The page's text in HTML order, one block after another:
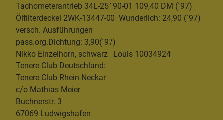
Tachometerantrieb 34L-25190-01 109,40 DM (´97)
Ölfilterdeckel 2WK-13447-00 Wunderlich: 24,90 (´97)
versch. Ausführungen
pass.org.Dichtung: 3,90(´97)
Nikko Einzelhorn, schwarz Louis 10034924
Tenere-Club Deutschland:
Tenere-Club Rhein-Neckar
c/o Mathias Meier
Buchnerstr. 3
67069 Ludwigshafen